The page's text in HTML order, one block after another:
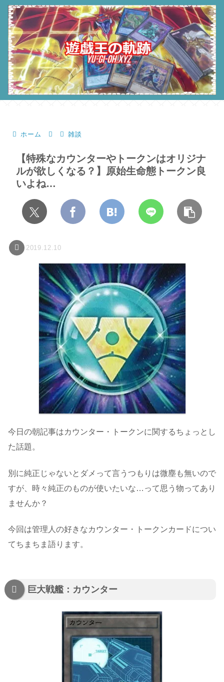
ホーム 雑談
【特殊なカウンターやトークンはオリジナ
ルが欲しくなる？】原始生命態トークン良
いよね…
2019.12.10
今日の朝記事はカウンター・トークンに関するちょっとし
た話題。
別に純正じゃないとダメって言うつもりは微塵も無いので
すが、時々純正のものが使いたいな…って思う物ってあり
ませんか？
今回は管理人の好きなカウンター・トークンカードについ
てちまちま語ります。
巨大戦艦：カウンター